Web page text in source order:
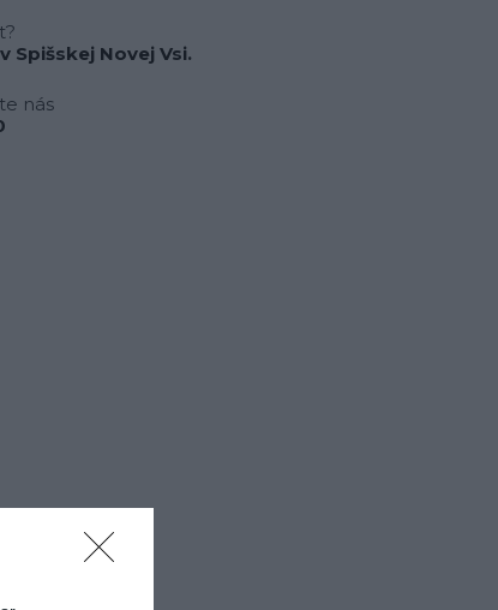
Spišskej Novej Vsi.
nás